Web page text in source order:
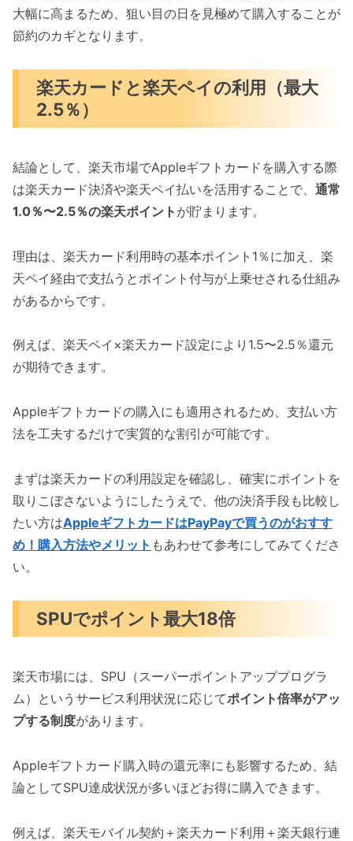
大幅に高まるため、狙い目の日を見極めて購入することが
節約のカギとなります。
楽天カードと楽天ペイの利用（最大
2.5％）
結論として、楽天市場でAppleギフトカードを購入する際
は楽天カード決済や楽天ペイ払いを活用することで、 通常
1.0％〜2.5％の楽天ポイント が貯まります。
理由は、楽天カード利用時の基本ポイント1％に加え、楽
天ペイ経由で支払うとポイント付与が上乗せされる仕組み
があるからです。
例えば、楽天ペイ×楽天カード設定により1.5〜2.5％還元
が期待できます。
Appleギフトカードの購入にも適用されるため、支払い方
法を工夫するだけで実質的な割引が可能です。
まずは楽天カードの利用設定を確認し、確実にポイントを
取りこぼさないようにしたうえで、他の決済手段も比較し
たい方はAppleギフトカードはPayPayで買うのがおすす
め！購入方法やメリット もあわせて参考にしてみてくださ
い。
SPUでポイント最大18倍
楽天市場には、SPU（スーパーポイントアッププログラ
ム）というサービス利用状況に応じてポイント倍率がアッ
プする制度があります。
Appleギフトカード購入時の還元率にも影響するため、結
論としてSPU達成状況が多いほどお得に購入できます。
例えば、楽天モバイル契約＋楽天カード利用＋楽天銀行連